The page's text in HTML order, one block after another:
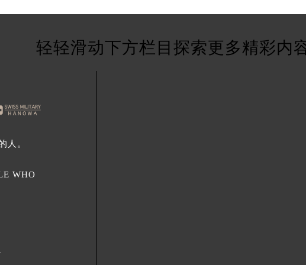
渤海大街交叉口萧邦售后服务中心（需提前预约）
号亨得利名表维修授权店1楼萧邦售后服务中心（需提前预约）
街北国先天下萧邦售后服务中心（需提前预约）
土尔扈特大街萧邦售后服务中心（需提前预约）
福路甲3号王府井百货名表维修萧邦售后服务中心（需提前预约）
达街萧邦售后服务中心（需提前预约）
区伊金霍洛街萧邦售后服务中心（需提前预约）
人民南路萧邦售后服务中心（需提前预约）
区恩和大街萧邦售后服务中心（需提前预约）
轻轻滑动下方栏目探索更多精彩内
人。
WHO